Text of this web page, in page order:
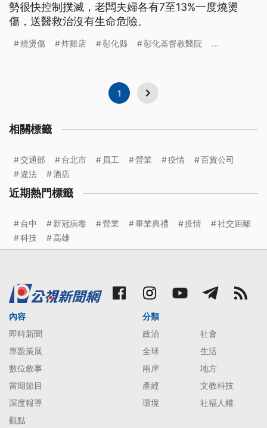
勢很快控制撲滅，老闆夫婦各有7至13%一度燒燙
傷，送醫救治沒有生命危險。
燒燙傷 炸雞店 彰化縣 彰化基督教醫院 ...
1
相關標籤
交通部 台北市 員工 營業 疫情
百貨公司
違法
酒店
近期熱門標籤
台中 新冠病毒 營業 畢業典禮 疫情
社交距離
科技
高雄
內容
即時新聞
專題策展
數位敘事
當期節目
深度報導
觀點
分類
政治
社會
全球
生活
兩岸
地方
產經
文教科技
環境
社福人權